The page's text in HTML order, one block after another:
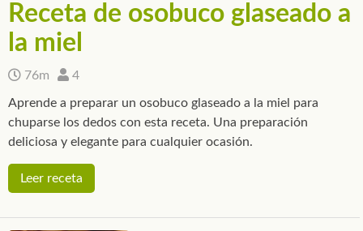
Receta de osobuco glaseado a
la miel
76m 4
Aprende a preparar un osobuco glaseado a la miel para
chuparse los dedos con esta receta. Una preparación
deliciosa y elegante para cualquier ocasión.
Leer receta